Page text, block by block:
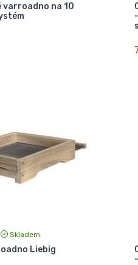
varroadno na 10
Skladem
Liebig